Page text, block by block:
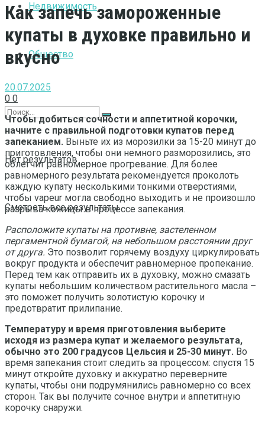
Недвижимость
Общество
Нет результатов
Смотреть все результаты
Как запечь замороженные
купаты в духовке правильно и
вкусно
20.07.2025
0 0
Чтобы добиться сочности и аппетитной корочки,
начните с правильной подготовки купатов перед
запеканием. Выньте их из морозилки за 15-20 минут до
приготовления, чтобы они немного разморозились, это
облегчит равномерное прогревание. Для более
равномерного результата рекомендуется проколоть
каждую купату несколькими тонкими отверстиями,
чтобы vapeur могла свободно выходить и не произошло
разрыва кожицы в процессе запекания.
Расположите купаты на противне, застеленном
пергаментной бумагой, на небольшом расстоянии друг
от друга. Это позволит горячему воздуху циркулировать
вокруг продукта и обеспечит равномерное пропекание.
Перед тем как отправить их в духовку, можно смазать
купаты небольшим количеством растительного масла –
это поможет получить золотистую корочку и
предотвратит прилипание.
Температуру и время приготовления выберите
исходя из размера купат и желаемого результата,
обычно это 200 градусов Цельсия и 25-30 минут. Во
время запекания стоит следить за процессом: спустя 15
минут откройте духовку и аккуратно переверните
купаты, чтобы они подрумянились равномерно со всех
сторон. Так вы получите сочное внутри и аппетитную
корочку снаружи.